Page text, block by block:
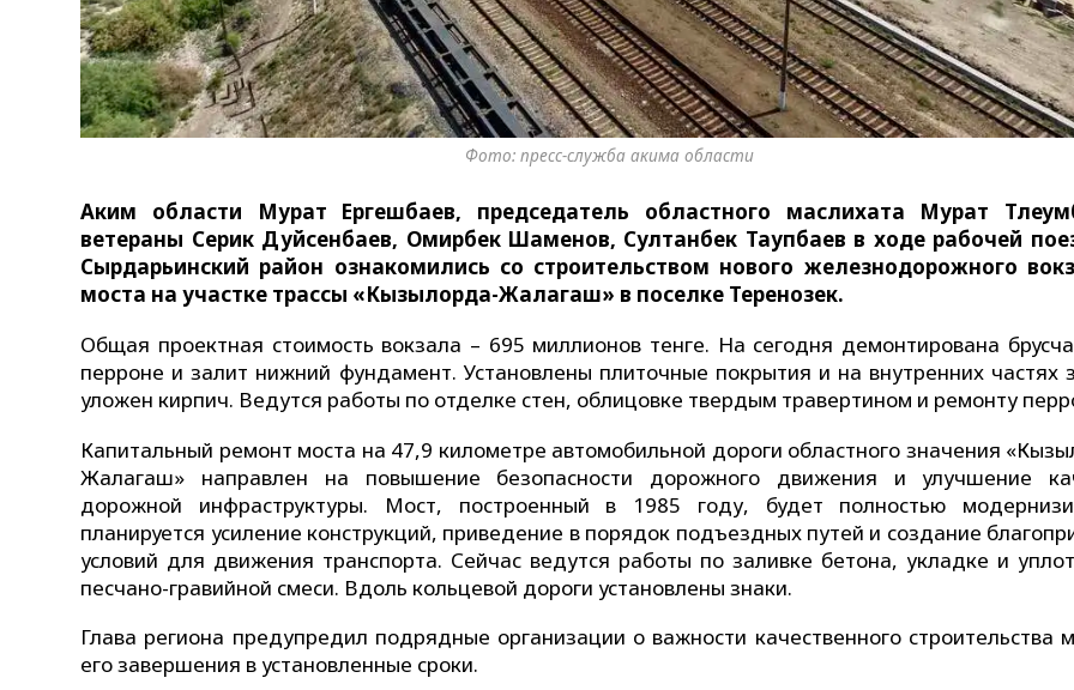
Фото: пресс-служба акима области
Аким области Мурат Ергешбаев, председатель областного маслихата Мурат
ветераны Серик Дуйсенбаев, Омирбек Шаменов, Султанбек Таупбаев в ходе рабочей
Сырдарьинский район ознакомились со строительством нового железнодорожного
моста на участке трассы «Кызылорда-Жалагаш» в поселке Теренозек.
Общая проектная стоимость вокзала – 695 миллионов тенге. На сегодня демонтирована
перроне и залит нижний фундамент. Установлены плиточные покрытия и на внутренних частях
уложен кирпич. Ведутся работы по отделке стен, облицовке твердым травертином и ремонту
Капитальный ремонт моста на 47,9 километре автомобильной дороги областного значения
Жалагаш» направлен на повышение безопасности дорожного движения и улучшение
дорожной инфраструктуры. Мост, построенный в 1985 году, будет полностью
планируется усиление конструкций, приведение в порядок подъездных путей и создание
условий для движения транспорта. Сейчас ведутся работы по заливке бетона, укладке и
песчано-гравийной смеси. Вдоль кольцевой дороги установлены знаки.
Глава региона предупредил подрядные организации о важности качественного строительства
его завершения в установленные сроки.